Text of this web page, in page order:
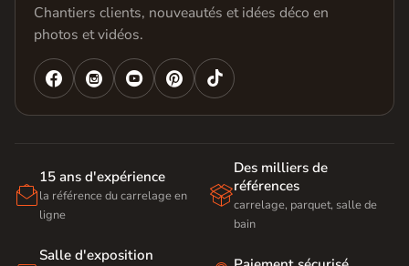
Chantiers clients, nouveautés et idées déco en
photos et vidéos.
   

15 ans d'expérience
la référence du carrelage en
ligne

Des milliers de
références
carrelage, parquet, salle de
bain
Salle d'exposition